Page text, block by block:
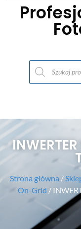
Strona główna /
On-Grid /